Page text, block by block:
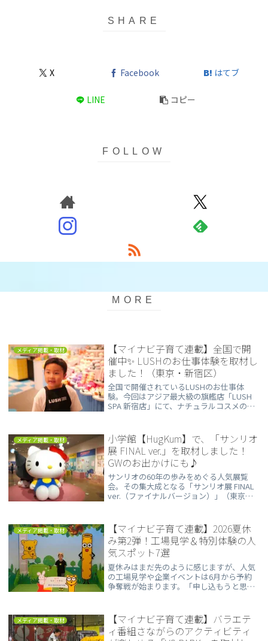
X Facebook はてブ
LINE コピー
メディア掲載・取材
【マイナビ子育て連載】全国で開
催中✨ LUSHのお仕事体験を取材し
ました！（東京・新宿区）
全国で開催されているLUSHのお仕事体
験。今回はアジア最大級の旗艦店「LUSH
SPA 新宿店」にて、ナチュラルコスメの世
しました。
メディア掲載・取材
小学館【HugKum】で、「サンリオ
展 FINAL ver.」を取材しました！
GWのお出かけにも♪
サンリオの60年の歩みをめぐる人気展覧
会。その集大成となる「サンリオ展 FINAL
ver.（ファイナルバージョン）」（東京・
で、親子でたっぷり楽しめます。同フロア
には世界観をじっくり味わえるコラボカフ
ェも登場していて、GWのおでかけにもぴっ
たりです。
メディア掲載・取材
【マイナビ子育て連載】2026夏休
み第2弾！工場見学＆特別体験の人
気スポット7選
夏休みはまだ先のように感じますが、人気
の工場見学や企業イベントは6月から予約
争奪戦が始まります。「申し込もうと思っ
しく紹介しています。夏休みの計画にぜひ
役立ててください。
メディア掲載・取材
【マイナビ子育て連載】バラエテ
ィ番組さながらのアクティビティ